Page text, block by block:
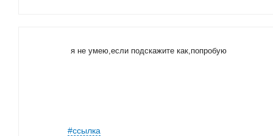
я не умею,если подскажите как,попробую
#ссылка